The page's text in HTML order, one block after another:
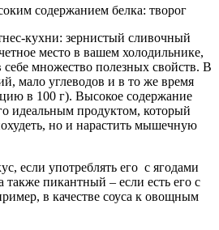
содержанием белка: творог
кухни: зернистый сливочный
место в вашем холодильнике,
себе множество полезных свойств. В
мало углеводов и в то же время
в 100 г). Высокое содержание
идеальным продуктом, который
но и нарастить мышечную
если употреблять его с ягодами
пикантный – если есть его с
в качестве соуса к овощным